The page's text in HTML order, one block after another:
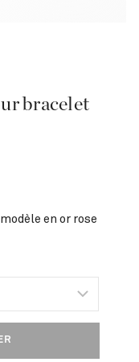
bracelet
en or rose